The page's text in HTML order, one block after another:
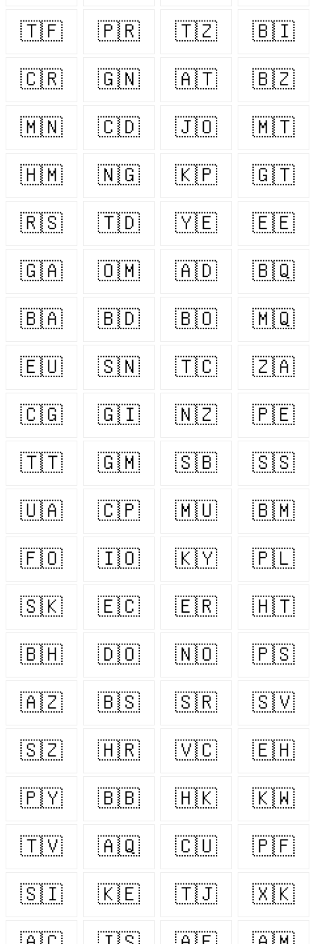
🇹🇫 🇵🇷 🇹🇿 🇧🇮
🇨🇷 🇬🇳 🇦🇹 🇧🇿
🇲🇳 🇨🇩 🇯🇴 🇲🇹
🇭🇲 🇳🇬 🇰🇵 🇬🇹
🇷🇸 🇹🇩 🇾🇪 🇪🇪
🇬🇦 🇴🇲 🇦🇩 🇧🇶
🇧🇦 🇧🇩 🇧🇴 🇲🇶
🇪🇺 🇸🇳 🇹🇨 🇿🇦
🇨🇬 🇬🇮 🇳🇿 🇵🇪
🇹🇹 🇬🇲 🇸🇧 🇸🇸
🇺🇦 🇨🇵 🇲🇺 🇧🇲
🇫🇴 🇮🇴 🇰🇾 🇵🇱
🇸🇰 🇪🇨 🇪🇷 🇭🇹
🇧🇭 🇩🇴 🇳🇴 🇵🇸
🇦🇿 🇧🇸 🇸🇷 🇸🇻
🇸🇿 🇭🇷 🇻🇨 🇪🇭
🇵🇾 🇧🇧 🇭🇰 🇰🇼
🇹🇻 🇦🇶 🇨🇺 🇵🇫
🇸🇮 🇰🇪 🇹🇯 🇽🇰